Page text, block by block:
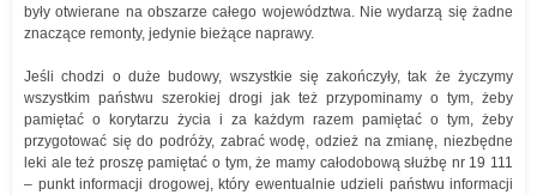
były otwierane na obszarze całego województwa. Nie wydarzą się żadne
znaczące remonty, jedynie bieżące naprawy.
Jeśli chodzi o duże budowy, wszystkie się zakończyły, tak że życzymy
wszystkim państwu szerokiej drogi jak też przypominamy o tym, żeby
pamiętać o korytarzu życia i za każdym razem pamiętać o tym, żeby
przygotować się do podróży, zabrać wodę, odzież na zmianę, niezbędne
leki ale też proszę pamiętać o tym, że mamy całodobową służbę nr 19 111
– punkt informacji drogowej, który ewentualnie udzieli państwu informacji